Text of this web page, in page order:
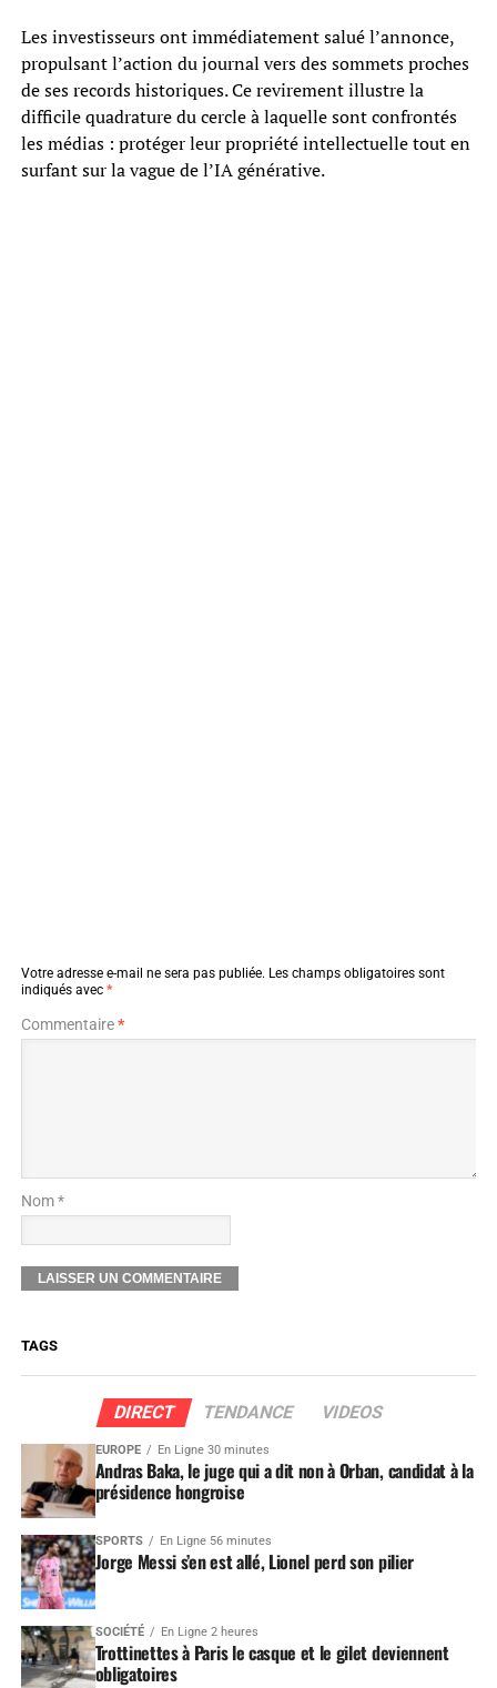
Les investisseurs ont immédiatement salué l’annonce,
propulsant l’action du journal vers des sommets proches
de ses records historiques. Ce revirement illustre la
difficile quadrature du cercle à laquelle sont confrontés
les médias : protéger leur propriété intellectuelle tout en
surfant sur la vague de l’IA générative.
Votre adresse e-mail ne sera pas publiée. Les champs obligatoires sont
indiqués avec *
Commentaire*
Nom *
TAGS
DIRECT TENDANCE VIDEOS
EUROPE En Ligne 30 minutes
Andras Baka, le juge qui a dit non à Orban, candidat à la
présidence hongroise
SPORTS En Ligne 56 minutes
Jorge Messi s’en est allé, Lionel perd son pilier
SOCIÉTÉ En Ligne 2 heures
Trottinettes à Paris le casque et le gilet deviennent
obligatoires